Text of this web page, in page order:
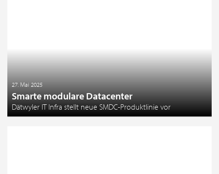
27. Mai 2025
Smarte modulare Datacenter
Dätwyler IT Infra stellt neue SMDC-Produktlinie vor